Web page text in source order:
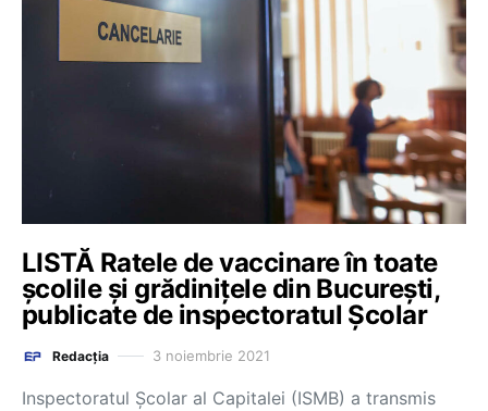
LISTĂ Ratele de vaccinare în toate
școlile și grădinițele din București,
publicate de inspectoratul Școlar
Redacția 3 noiembrie 2021
Inspectoratul Școlar al Capitalei (ISMB) a transmis